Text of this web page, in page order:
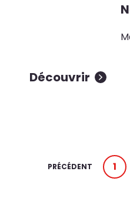
Découvrir
PRÉCÉDENT 1